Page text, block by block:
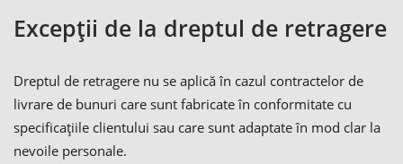
Excepții de la dreptul de retragere
Dreptul de retragere nu se aplică în cazul contractelor de
livrare de bunuri care sunt fabricate în conformitate cu
specificațiile clientului sau care sunt adaptate în mod clar la
nevoile personale.